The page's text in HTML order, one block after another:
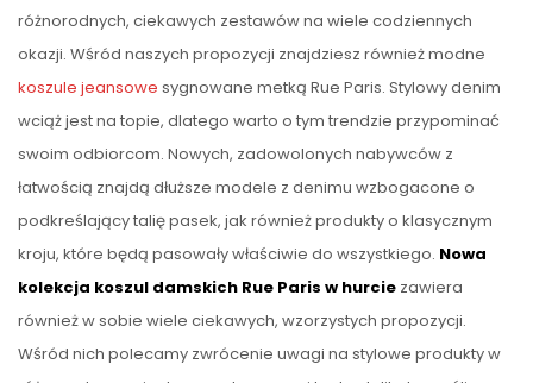
różnorodnych, ciekawych zestawów na wiele codziennych
okazji. Wśród naszych propozycji znajdziesz również modne
koszule jeansowe sygnowane metką Rue Paris. Stylowy denim
wciąż jest na topie, dlatego warto o tym trendzie przypominać
swoim odbiorcom. Nowych, zadowolonych nabywców z
łatwością znajdą dłuższe modele z denimu wzbogacone o
podkreślający talię pasek, jak również produkty o klasycznym
kroju, które będą pasowały właściwie do wszystkiego. Nowa
kolekcja koszul damskich Rue Paris w hurcie zawiera
również w sobie wiele ciekawych, wzorzystych propozycji.
Wśród nich polecamy zwrócenie uwagi na stylowe produkty w